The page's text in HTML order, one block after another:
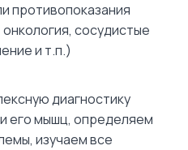
противопоказания
сосудистые
и т.п.)
диагностику
его мышц, определяем
изучаем все